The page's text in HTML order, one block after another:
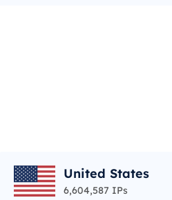
United States
6,604,587 IPs